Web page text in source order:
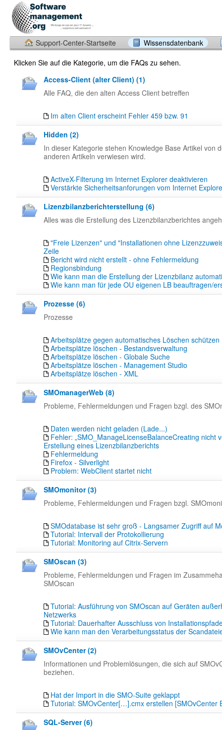
Support-Center-Startseite
Wissensdatenbank
Klicken Sie auf die Kategorie, um die FAQs zu sehen.
Access-Client (alter Client) (1)
Alle FAQ, die den alten Access Client betreffen
Im alten Client erscheint Fehler 459 bzw. 91
Hidden (2)
In dieser Kategorie stehen Knowledge Base Artikel von
anderen Artikeln verwiesen wird.
ActiveX-Filterung im Internet Explorer deaktivieren
Verstärkte Sicherheitsanforungen vom Internet
Lizenzbilanzberichterstellung (6)
Alles was die Erstellung des Lizenzbilanzberichtes
"Freie Lizenzen" und "Installationen ohne
Zeile
Bericht wird nicht erstellt - ohne Fehlermeldung
Regionsbindung
Wie kann man die Erstellung der Lizenzbilanz
Wie kann man für jede OU eigenen LB beauftragen/
Prozesse (6)
Prozesse
Arbeitsplätze gegen automatisches Löschen schützen
Arbeitsplätze löschen - Bestandsverwaltung
Arbeitsplätze löschen - Globale Suche
Arbeitsplätze löschen - Management Studio
Arbeitsplätze löschen - XML
SMOmanagerWeb (8)
Probleme, Fehlermeldungen und Fragen bzgl. des
Daten werden nicht geladen (Lade...)
Fehler: „SMO_ManageLicenseBalanceCreating nicht
Erstellung eines Lizenzbilanzberichts
Fehlermeldung
Firefox - Silverlight
Problem: WebClient startet nicht
SMOmonitor (3)
Probleme, Fehlermeldungen und Fragen bzgl.
SMOdatabase ist sehr groß - Langsamer Zugriff auf
Tutorial: Intervall der Protokollierung
Tutorial: Monitoring auf Citrix-Servern
SMOscan (3)
Probleme, Fehlermeldungen und Fragen im
SMOscan
Tutorial: Ausführung von SMOscan auf Geräten
Netzwerks
Tutorial: Dauerhafter Ausschluss von
Wie kann man den Verarbeitungsstatus der
SMOvCenter (2)
Informationen und Problemlösungen, die sich auf
beziehen.
Hat der Import in die SMO-Suite geklappt
Tutorial: SMOvCenter[…].cmx erstellen [SMOvCenter
SQL-Server (6)